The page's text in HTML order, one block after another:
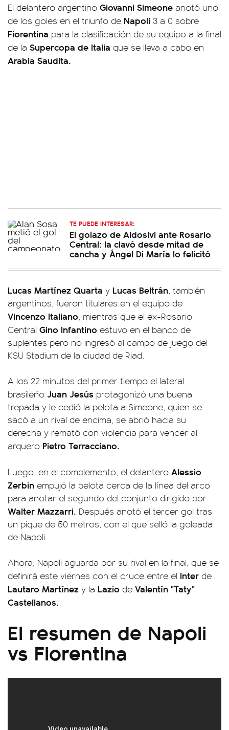
El delantero argentino Giovanni Simeone anotó uno
de los goles en el triunfo de Napoli 3 a 0 sobre
Fiorentina para la clasificación de su equipo a la final
de la Supercopa de Italia que se lleva a cabo en
Arabia Saudita.
TE PUEDE INTERESAR:
El golazo de Aldosivi ante Rosario
Central: la clavó desde mitad de
cancha y Ángel Di María lo felicitó
Lucas Martínez Quarta y Lucas Beltrán, también
argentinos, fueron titulares en el equipo de
Vincenzo Italiano, mientras que el ex-Rosario
Central Gino Infantino estuvo en el banco de
suplentes pero no ingresó al campo de juego del
KSU Stadium de la ciudad de Riad.
A los 22 minutos del primer tiempo el lateral
brasileño Juan Jesús protagonizó una buena
trepada y le cedió la pelota a Simeone, quien se
sacó a un rival de encima, se abrió hacia su
derecha y remató con violencia para vencer al
arquero Pietro Terracciano.
Luego, en el complemento, el delantero Alessio
Zerbin empujó la pelota cerca de la línea del arco
para anotar el segundo del conjunto dirigido por
Walter Mazzarri. Después anotó el tercer gol tras
un pique de 50 metros, con el que selló la goleada
de Napoli.
Ahora, Napoli aguarda por su rival en la final, que se
definirá este viernes con el cruce entre el Inter de
Lautaro Martínez y la Lazio de Valentín "Taty"
Castellanos.
El resumen de Napoli
vs Fiorentina